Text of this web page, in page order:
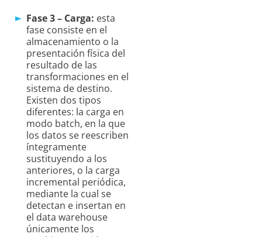
Fase 3 – Carga: esta
fase consiste en el
almacenamiento o la
presentación física del
resultado de las
transformaciones en el
sistema de destino.
Existen dos tipos
diferentes: la carga en
modo batch, en la que
los datos se reescriben
íntegramente
sustituyendo a los
anteriores, o la carga
incremental periódica,
mediante la cual se
detectan e insertan en
el data warehouse
únicamente los